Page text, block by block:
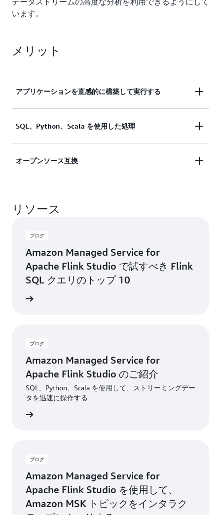
います。
メリット
アプリケーションを直感的に構築して実行する
およびストリーム処理アプリケーションの実行のた
めの単一インターフェイスによる開発エクスペリエ
SQL、Python、Scala を使用した処理
す。構文の強調表示、検証、および状況依存の提案
オープンソース互換
ション上で動作し、生成します。Apache Zeppelin
でストリーミングアプリケーションを作成できま
す。
リソース
ブログ
Amazon Managed Service for
Apache Flink Studio で試すべき Flink
SQL クエリのトップ 10
ブログ
Amazon Managed Service for
Apache Flink Studio のご紹介
SQL、Python、Scala を使用して、ストリーミングデー
タを迅速に操作する
ブログ
Amazon Managed Service for
Apache Flink Studio を使用して、
Amazon MSK トピックをインタラク